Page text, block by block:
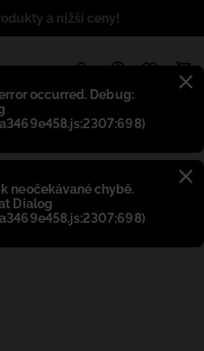
occurred. Debug:
neočekávané chybě.
Dialog
a nižší ceny!